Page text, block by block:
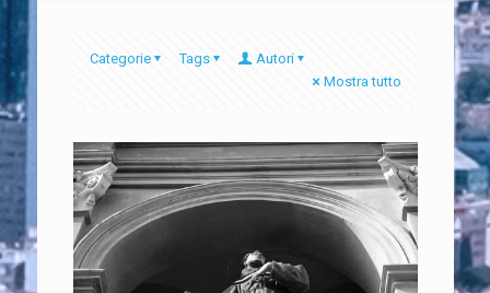
Categorie Tags
Autori
Mostra tutto